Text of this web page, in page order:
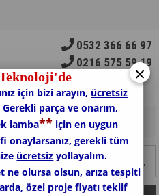
0532 366 66 97
0216 575 59 19
0 Ürün
×
için bizi arayın, ücretsiz
parça ve onarım,
lamba** içinen uygun
onaylarsanız, gerekli tüm
ücretsiz yollayalım.
olursa olsun, arıza tespiti
özel proje fiyatı teklif